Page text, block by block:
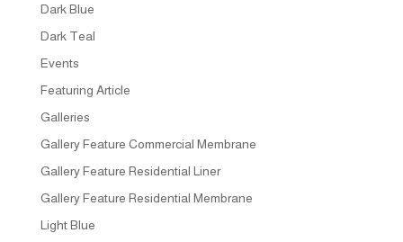
Dark Blue
Dark Teal
Events
Featuring Article
Galleries
Gallery Feature Commercial Membrane
Gallery Feature Residential Liner
Gallery Feature Residential Membrane
Light Blue